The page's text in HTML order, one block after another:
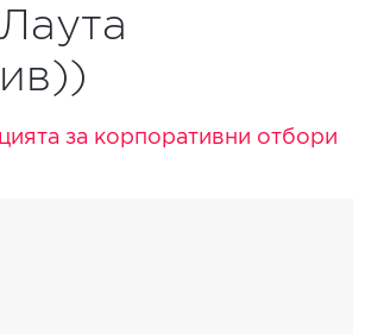
за корпоративни отбори